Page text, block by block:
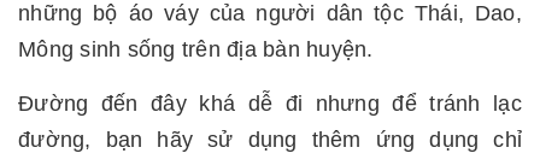
những bộ áo váy của người dân tộc Thái, Dao,
Mông sinh sống trên địa bàn huyện.
Đường đến đây khá dễ đi nhưng để tránh lạc
đường, bạn hãy sử dụng thêm ứng dụng chỉ